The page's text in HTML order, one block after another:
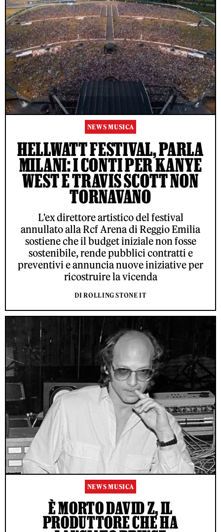
NEWS MUSICA
HELLWATT FESTIVAL, PARLA
MILANI: I CONTI PER KANYE
WEST E TRAVIS SCOTT NON
TORNAVANO
L'ex direttore artistico del festival
annullato alla Rcf Arena di Reggio Emilia
sostiene che il budget iniziale non fosse
sostenibile, rende pubblici contratti e
preventivi e annuncia nuove iniziative per
ricostruire la vicenda
DI ROLLING STONE IT
NEWS MUSICA
È MORTO DAVID Z, IL
PRODUTTORE CHE HA